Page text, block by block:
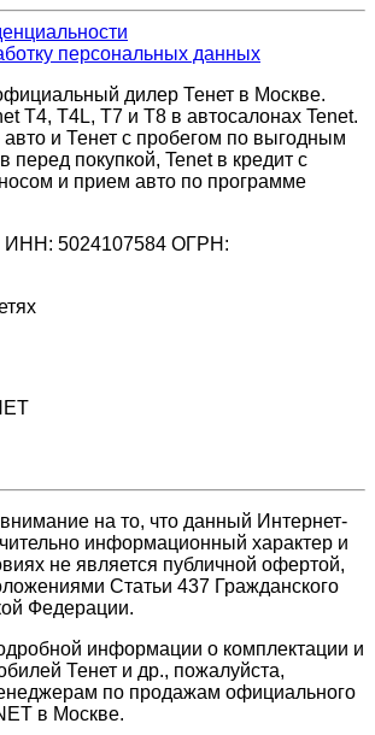
персональных данных
дилер Тенет в Москве.
Т4, T4L, Т7 и Т8 в автосалонах Tenet.
и Тенет с пробегом по выгодным
перед покупкой, Tenet в кредит с
и прием авто по программе
5024107584 ОГРН:
на то, что данный Интернет-
информационный характер и
не является публичной офертой,
Статьи 437 Гражданского
Федерации.
информации о комплектации и
Тенет и др., пожалуйста,
по продажам официального
в Москве.